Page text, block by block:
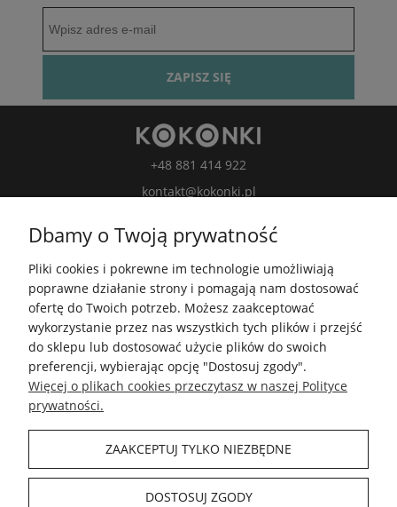
ZAPISZ SIĘ
+48 881 414 922
kontakt@kokonki.pl
kokonki.motki
Kokonki.motki
Grupa FB
5.0
Średnia ocena kokonki.pl
Na podstawie 148 507opiniiz całego okresu
INFORMACJE
Dbamy o Twoją prywatność
Pliki cookies i pokrewne im technologie umożliwiają
poprawne działanie strony i pomagają nam dostosować
ofertę do Twoich potrzeb. Możesz zaakceptować
wykorzystanie przez nas wszystkich tych plików i przejść
do sklepu lub dostosować użycie plików do swoich
preferencji, wybierając opcję "Dostosuj zgody".
Więcej o plikach cookies przeczytasz w naszej Polityce
prywatności.
ZAAKCEPTUJ TYLKO NIEZBĘDNE
DOSTOSUJ ZGODY